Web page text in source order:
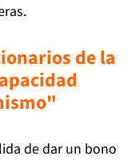
de la
de dar un bono